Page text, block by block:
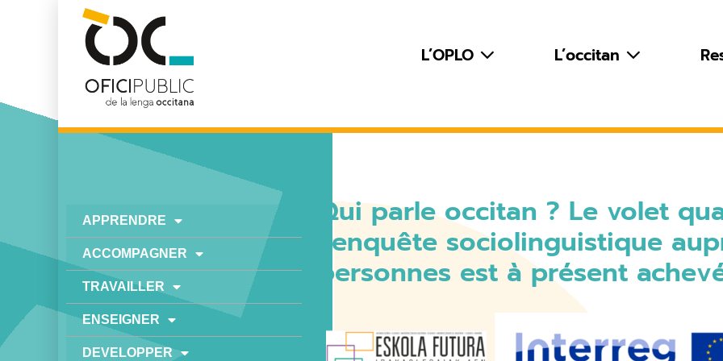
L’OPLO L’occitan
APPRENDRE
ACCOMPAGNER
TRAVAILLER
ENSEIGNER
DEVELOPPER
Qui parle occitan ? Le volet
l’enquête sociolinguistique
personnes est à présent